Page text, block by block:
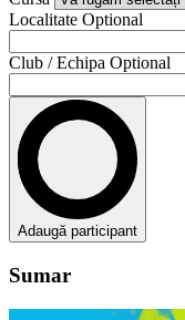
Localitate Optional
Club / Echipa Optional
Adaugă participant
Sumar